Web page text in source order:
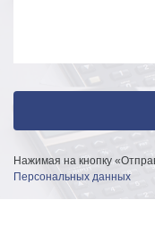
Нажимая на кнопку
Персональных данных